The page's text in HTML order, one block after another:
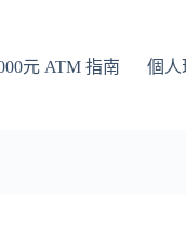
元 ATM 指南 個人